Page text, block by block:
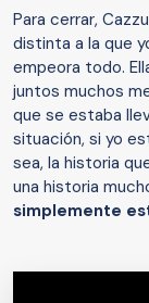
Para cerrar,
distinta a la que
empeora todo.
juntos muchos
que se estaba
situación, si yo
sea, la historia
una historia
simplemente